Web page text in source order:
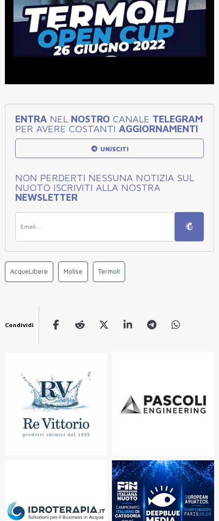
ENTRA NEL NOSTRO CANALE TELEGRAM
PER AVERE COSTANTI AGGIORNAMENTI
UNISCITI
NON PERDERTI NESSUNA NOTIZIA SUL
NUOTO ISCRIVITI ALLA NOSTRA
NEWSLETTER
AcqueLibere Molise Termoli
Condividi